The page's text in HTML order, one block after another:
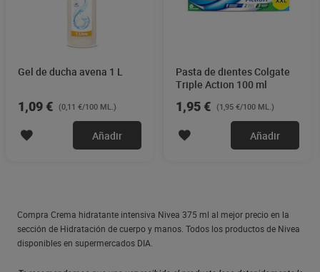
Gel de ducha avena 1 L
1,09 € (0,11 €/100 ML.)
Añadir
Pasta de dientes Colgate
Triple Action 100 ml
1,95 € (1,95 €/100 ML.)
Añadir
Compra Crema hidratante intensiva Nivea 375 ml al mejor precio en la
sección de Hidratación de cuerpo y manos. Todos los productos de Nivea
disponibles en supermercados DIA.